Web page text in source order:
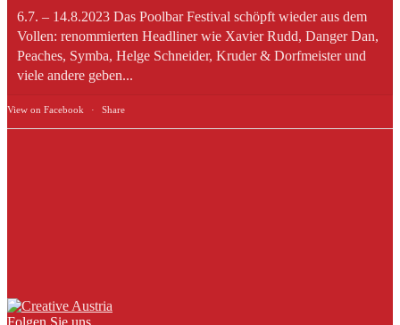
6.7. – 14.8.2023 Das Poolbar Festival schöpft wieder aus dem
Vollen: renommierten Headliner wie Xavier Rudd, Danger Dan,
Peaches, Symba, Helge Schneider, Kruder & Dorfmeister und
viele andere geben...
View on Facebook · Share
Folgen Sie uns